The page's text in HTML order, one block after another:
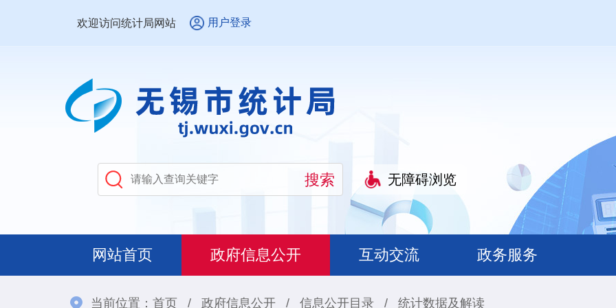
欢迎访问统计局网站 用户登录
无障碍浏览
网站首页 政府信息公开 互动交流 政务服务
当前位置： 首页 / 政府信息公开 / 信息公开目录 / 统计数据及解读